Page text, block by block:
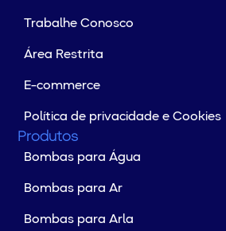
Trabalhe Conosco
Área Restrita
E-commerce
Política de privacidade e Cookies
Produtos
Bombas para Água
Bombas para Ar
Bombas para Arla